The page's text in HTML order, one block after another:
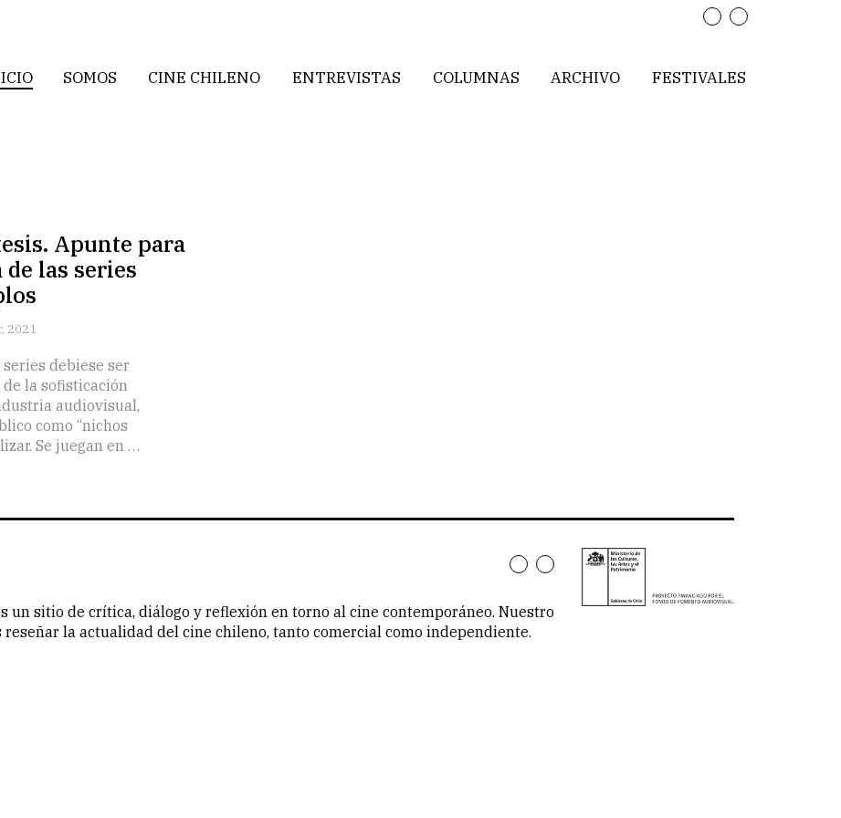
SOMOS CINE CHILENO ENTREVISTAS COLUMNAS ARCHIVO FESTIVALES
Apunte para
las series
2021
debiese ser
la sofisticación
audiovisual,
como “nichos
Se juegan en …
un sitio de crítica, diálogo y reflexión en torno al cine contemporáneo. Nuestro
reseñar la actualidad del cine chileno, tanto comercial como independiente.